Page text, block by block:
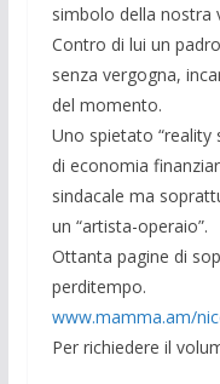
simbolo della nostra
Contro di lui un
senza vergogna,
del momento.
Uno spietato
di economia
sindacale ma
un “artista-operaio”.
Ottanta pagine di
perditempo.
www.mamma.am/
Per richiedere il